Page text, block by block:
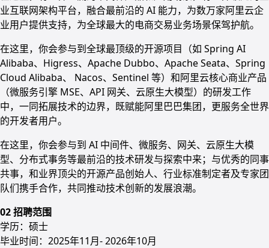
业互联网架构平台，融合最前沿的 AI 能力，为数万家阿里云企
业用户提供支持，为全球最大的电商交易业务场景保驾护航。
在这里，你会参与到全球最顶级的开源项目（如 Spring AI
Alibaba、Higress、Apache Dubbo、Apache Seata、Spring
Cloud Alibaba、 Nacos、Sentinel 等）和阿里云核心商业产品
（微服务引擎 MSE、API 网关、云原生大模型）的研发工作
中，一同拓展技术的边界，既赋能阿里巴巴集团，更服务全世界
的开发者用户。
在这里，你会参与到 AI 中间件、微服务、网关、云原生大模
型、分布式事务等最前沿的技术研发与探索中来；与优秀的同事
共事，和业界顶尖的开源产品创始人、行业标准制定者及专家团
队们携手合作，共同推动技术创新的发展浪潮。
02 招聘范围
学历：硕士
毕业时间：2025年11月- 2026年10月